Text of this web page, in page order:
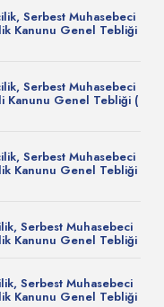
Serbest Muhasebeci
Kanunu Genel Tebliği
Serbest Muhasebeci
Kanunu Genel Tebliği (
Serbest Muhasebeci
Kanunu Genel Tebliği
Serbest Muhasebeci
Kanunu Genel Tebliği
Serbest Muhasebeci
Kanunu Genel Tebliği